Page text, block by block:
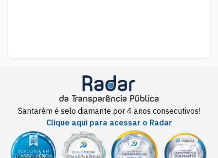
Santarém é selo diamante por 4 anos consecutivos!
Clique aqui para acessar o Radar